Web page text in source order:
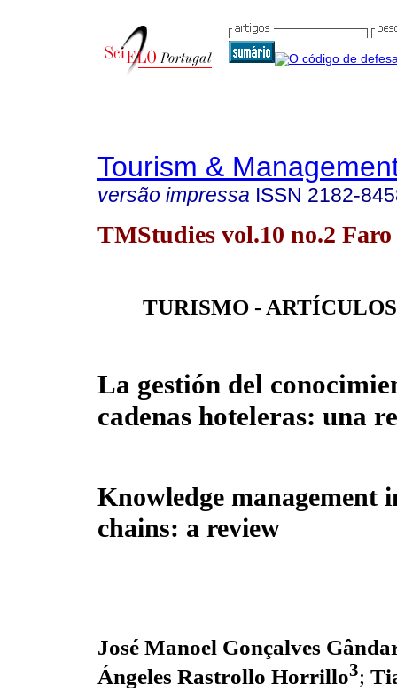
Tourism &
versão impressa ISSN 2182-
TMStudies vol.10 no.2
TURISMO -
La gestión del
cadenas hoteleras: una
Knowledge management
chains: a review
José Manoel Gonçalves
Ángeles Rastrollo Horrillo3;